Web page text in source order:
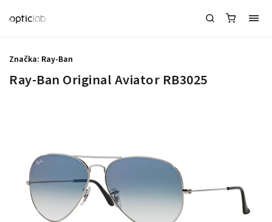
Ray-Ban Original Aviator RB3025
Značka: Ray-Ban